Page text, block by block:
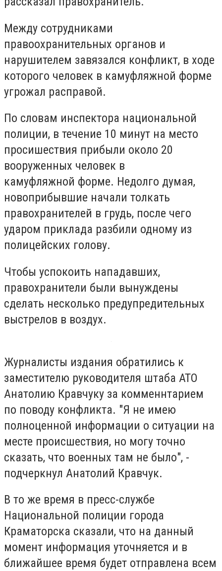
Между сотрудниками
правоохранительных органов и
нарушителем завязался конфликт, в ходе
которого человек в камуфляжной форме
угрожал расправой.
По словам инспектора национальной
полиции, в течение 10 минут на место
просишествия прибыли около 20
вооруженных человек в
камуфляжной форме. Недолго думая,
новоприбывшие начали толкать
правохранителей в грудь, после чего
ударом приклада разбили одному из
полицейских голову.
Чтобы успокоить нападавших,
правохранители были вынуждены
сделать несколько предупредительных
выстрелов в воздух.
Журналисты издания обратились к
заместителю руководителя штаба АТО
Анатолию Кравчуку за комменнтарием
по поводу конфликта. "Я не имею
полноценной информации о ситуации на
месте происшествия, но могу точно
сказать, что военных там не было", -
подчеркнул Анатолий Кравчук.
В то же время в пресс-службе
Национальной полиции города
Краматорска сказали, что на данный
момент информация уточняется и в
ближайшее время будет отправлена всем